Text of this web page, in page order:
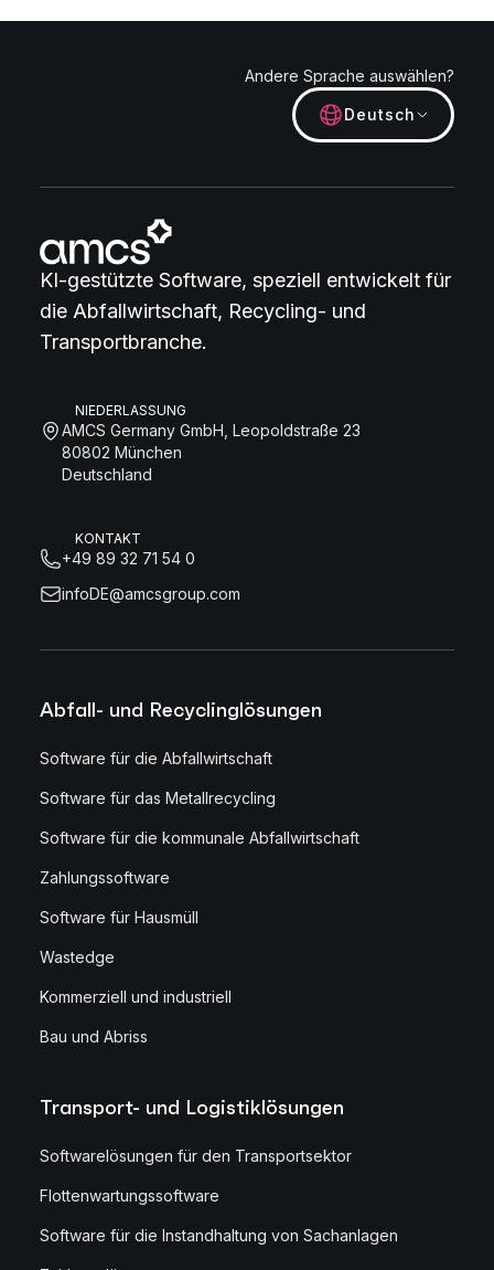
Andere Sprache auswählen?
Deutsch
KI-gestützte Software, speziell entwickelt für
die Abfallwirtschaft, Recycling- und
Transportbranche.
NIEDERLASSUNG
AMCS Germany GmbH, Leopoldstraße 23
80802 München
Deutschland
KONTAKT
+49 89 32 71 54 0
infoDE@amcsgroup.com
Abfall- und Recyclinglösungen
Software für die Abfallwirtschaft
Software für das Metallrecycling
Software für die kommunale Abfallwirtschaft
Zahlungssoftware
Software für Hausmüll
Wastedge
Kommerziell und industriell
Bau und Abriss
Transport- und Logistiklösungen
Softwarelösungen für den Transportsektor
Flottenwartungssoftware
Software für die Instandhaltung von Sachanlagen